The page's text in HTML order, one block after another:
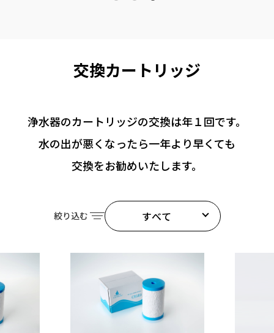
交換カートリッジ
浄⽔器のカートリッジの交換は年１回です。
⽔の出が悪くなったら⼀年より早くても
交換をお勧めいたします。
絞り込む すべて